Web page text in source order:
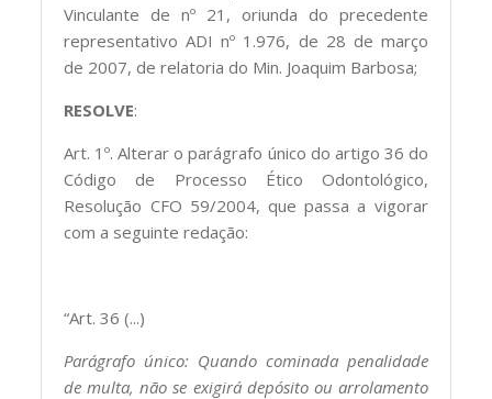
Vinculante de nº 21, oriunda do precedente
representativo ADI nº 1.976, de 28 de março
de 2007, de relatoria do Min. Joaquim Barbosa;
RESOLVE:
Art. 1º. Alterar o parágrafo único do artigo 36 do
Código de Processo Ético Odontológico,
Resolução CFO 59/2004, que passa a vigorar
com a seguinte redação:
“Art. 36 (...)
Parágrafo único: Quando cominada penalidade
de multa, não se exigirá depósito ou arrolamento